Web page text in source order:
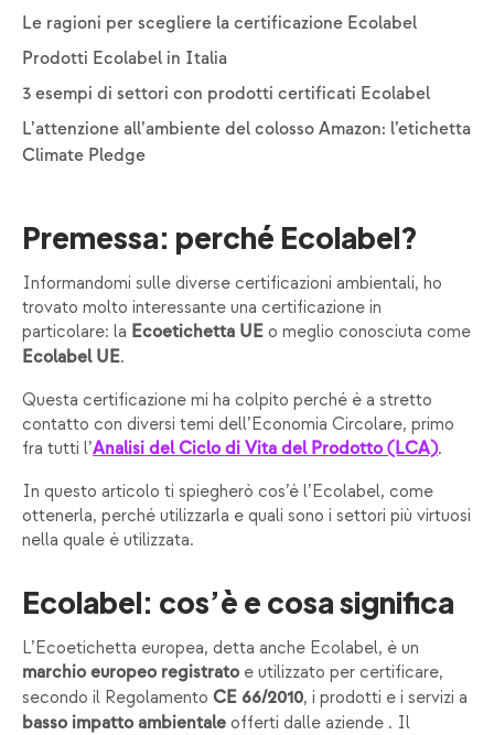
Le ragioni per scegliere la certificazione Ecolabel
Prodotti Ecolabel in Italia
3 esempi di settori con prodotti certificati Ecolabel
L’attenzione all’ambiente del colosso Amazon: l’etichetta
Climate Pledge
Premessa: perché Ecolabel?
Informandomi sulle diverse certificazioni ambientali, ho
trovato molto interessante una certificazione in
particolare: la Ecoetichetta UE o meglio conosciuta come
Ecolabel UE.
Questa certificazione mi ha colpito perché è a stretto
contatto con diversi temi dell’Economia Circolare, primo
fra tutti l’Analisi del Ciclo di Vita del Prodotto (LCA).
In questo articolo ti spiegherò cos’è l’Ecolabel, come
ottenerla, perché utilizzarla e quali sono i settori più virtuosi
nella quale è utilizzata.
Ecolabel: cos’è e cosa significa
L’Ecoetichetta europea, detta anche Ecolabel, è un
marchio europeo registrato e utilizzato per certificare,
secondo il Regolamento CE 66/2010, i prodotti e i servizi a
basso impatto ambientale offerti dalle aziende . Il